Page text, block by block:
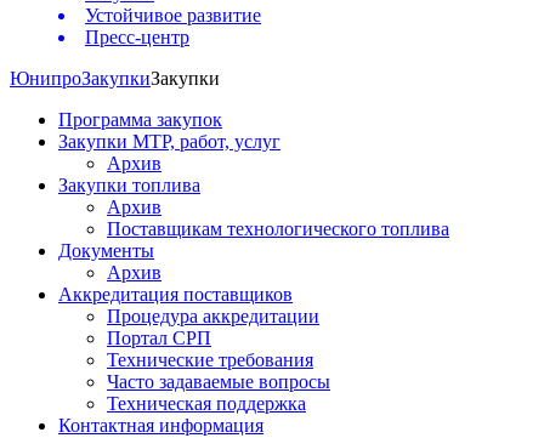
Устойчивое развитие
Пресс-центр
ЮнипроЗакупкиЗакупки
Программа закупок
Закупки МТР, работ, услуг
Архив
Закупки топлива
Архив
Поставщикам технологического топлива
Документы
Архив
Аккредитация поставщиков
Процедура аккредитации
Портал СРП
Технические требования
Часто задаваемые вопросы
Техническая поддержка
Контактная информация